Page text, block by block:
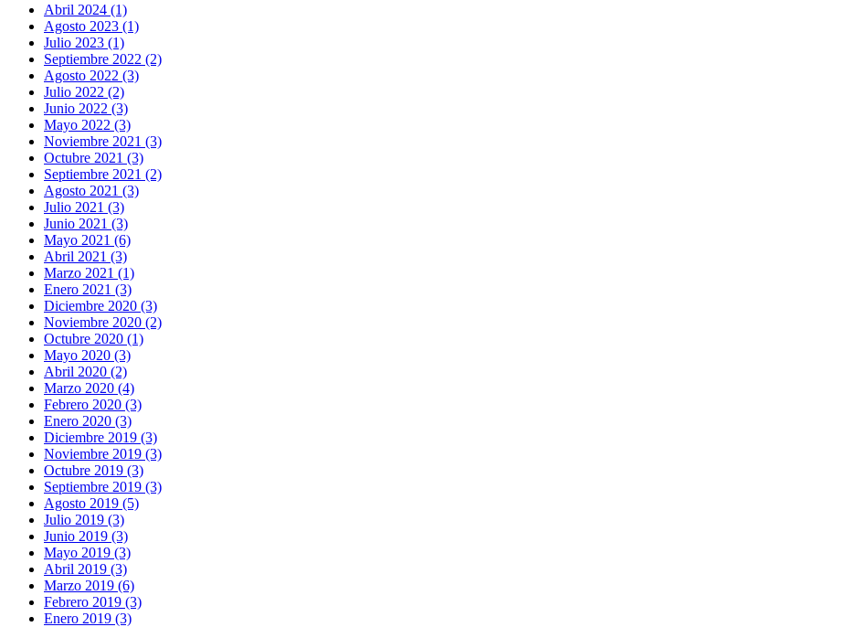
Abril 2024 (1)
Agosto 2023 (1)
Julio 2023 (1)
Septiembre 2022 (2)
Agosto 2022 (3)
Julio 2022 (2)
Junio 2022 (3)
Mayo 2022 (3)
Noviembre 2021 (3)
Octubre 2021 (3)
Septiembre 2021 (2)
Agosto 2021 (3)
Julio 2021 (3)
Junio 2021 (3)
Mayo 2021 (6)
Abril 2021 (3)
Marzo 2021 (1)
Enero 2021 (3)
Diciembre 2020 (3)
Noviembre 2020 (2)
Octubre 2020 (1)
Mayo 2020 (3)
Abril 2020 (2)
Marzo 2020 (4)
Febrero 2020 (3)
Enero 2020 (3)
Diciembre 2019 (3)
Noviembre 2019 (3)
Octubre 2019 (3)
Septiembre 2019 (3)
Agosto 2019 (5)
Julio 2019 (3)
Junio 2019 (3)
Mayo 2019 (3)
Abril 2019 (3)
Marzo 2019 (6)
Febrero 2019 (3)
Enero 2019 (3)